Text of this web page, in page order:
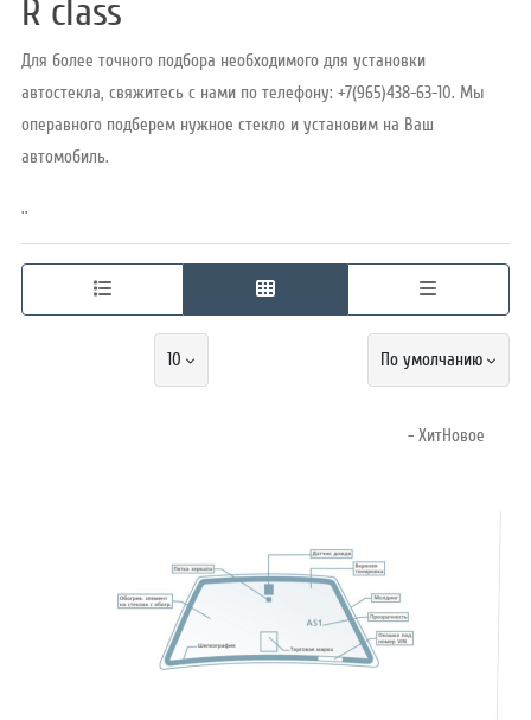
Режим
R class
Для более точного подбора необходимого для установки
автостекла, свяжитесь с нами по телефону: +7(965)438-63-10. Мы
операвного подберем нужное стекло и установим на Ваш
автомобиль.
..
10 По умолчанию
- ХитНовое